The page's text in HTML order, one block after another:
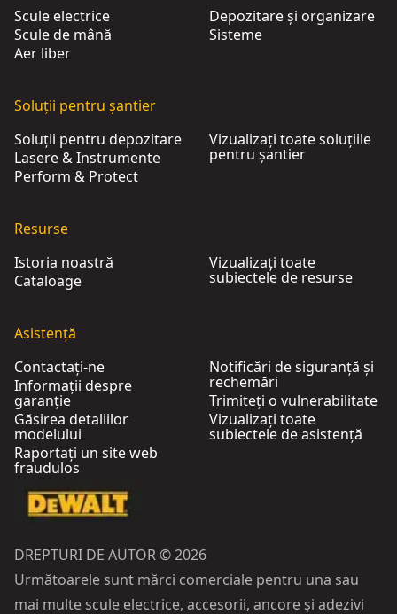
Scule electrice
Scule de mână
Aer liber
Depozitare și organizare
Sisteme
Soluții pentru șantier
Soluții pentru depozitare
Lasere & Instrumente
Perform & Protect
Vizualizați toate soluțiile
pentru șantier
Resurse
Istoria noastră
Cataloage
Vizualizați toate
subiectele de resurse
Asistență
Contactați-ne
Informații despre
garanție
Găsirea detaliilor
modelului
Raportați un site web
fraudulos
Notificări de siguranță și
rechemări
Trimiteți o vulnerabilitate
Vizualizați toate
subiectele de asistență
DREPTURI DE AUTOR © 2026
Următoarele sunt mărci comerciale pentru una sau
mai multe scule electrice, accesorii, ancore și adezivi